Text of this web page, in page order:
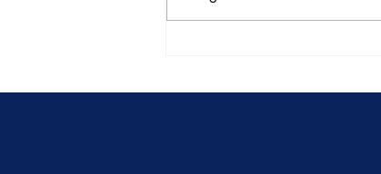
et de saveurs intenses